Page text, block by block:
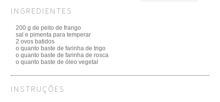
INGREDIENTES
200 g de peito de frango
sal e pimenta para temperar
2 ovos batidos
o quanto baste de farinha de trigo
o quanto baste de farinha de rosca
o quanto baste de óleo vegetal
INSTRUÇÕES